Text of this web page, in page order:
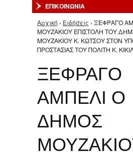
ΕΠΙΚΟΙΝΩΝΙΑ
Είστε εδώ
Αρχική › Ειδήσεις › ΞΕΦΡΑΓΟ
ΜΟΥΖΑΚΙΟΥ ΕΠΙΣΤΟΛΗ ΤΟΥ
ΜΟΥΖΑΚΙΟΥ Κ. ΚΩΤΣΟΥ ΣΤΟΝ
ΠΡΟΣΤΑΣΙΑΣ ΤΟΥ ΠΟΛΙΤΗ Κ.
ΞΕΦΡΑΓΟ
ΑΜΠΕΛΙ Ο
ΔΗΜΟΣ